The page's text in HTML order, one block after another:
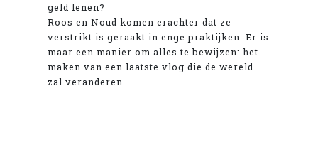
geld lenen?
Roos en Noud komen erachter dat ze
verstrikt is geraakt in enge praktijken. Er is
maar een manier om alles te bewijzen: het
maken van een laatste vlog die de wereld
zal veranderen...